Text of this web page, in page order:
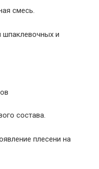
смесь.
состава.